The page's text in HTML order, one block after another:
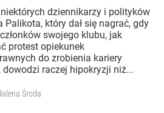
niektórych dziennikarzy i polityków
Palikota, który dał się nagrać, gdy
swojego klubu, jak
protest opiekunek
do zrobienia kariery
dowodzi raczej hipokryzji niż...
Środa